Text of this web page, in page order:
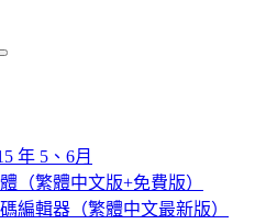
年 5、6月
（繁體中文版+免費版）
編輯器（繁體中文最新版）